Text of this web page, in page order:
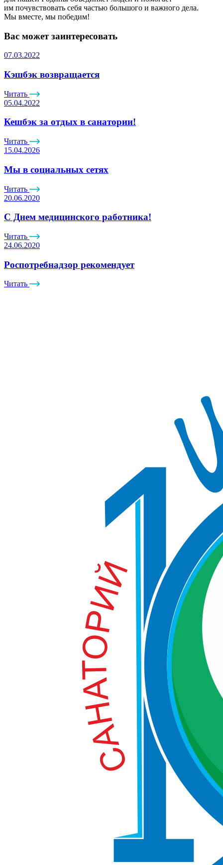
им почувствовать себя частью большого и важного дела.
Мы вместе, мы победим!
Вас может заинтересовать
07.03.2022
Кэшбэк возвращается
Читать
05.04.2022
Кешбэк за отдых в санатории!
Читать
15.04.2026
Мы в социальных сетях
Читать
20.06.2020
С Днем медицинского работника!
Читать
24.06.2020
Роспотребнадзор рекомендует
Читать